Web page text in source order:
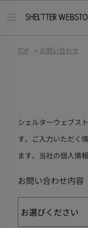
TOP > お問い合わせ
シェルターウェブス
す。ご入力いただく
ます。当社の個人情
お問い合わせ内容